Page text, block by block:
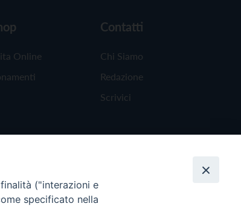
Online
Contatti
Chi Siamo
Redazione
Scrivici
("interazioni e
specificato nella